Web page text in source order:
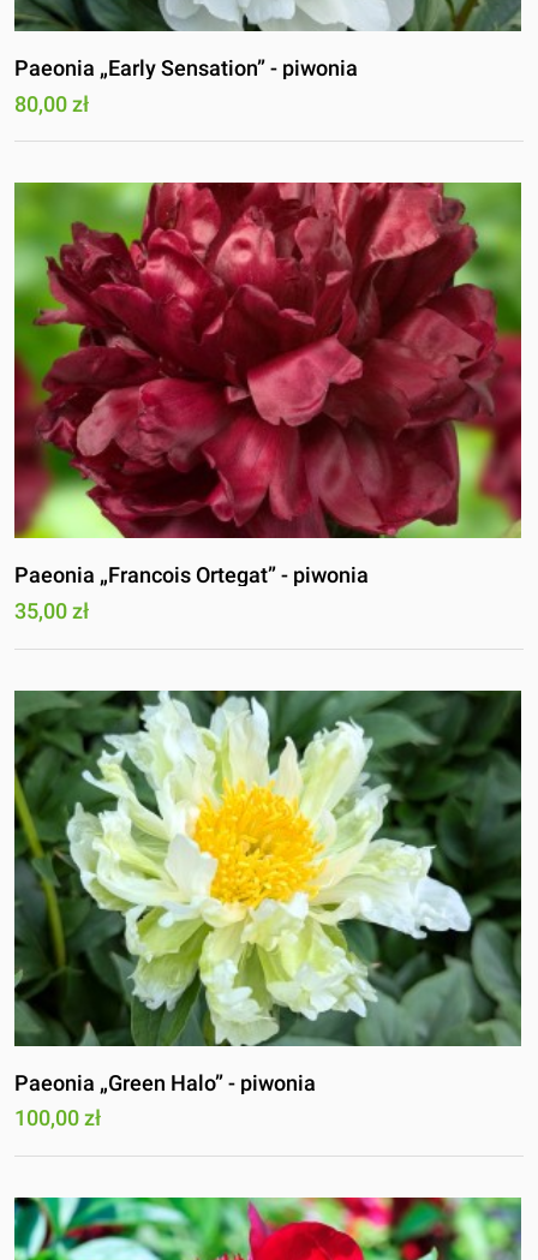
Paeonia „Early Sensation” - piwonia
80,00 zł
Paeonia „Francois Ortegat” - piwonia
35,00 zł
Paeonia „Green Halo” - piwonia
100,00 zł